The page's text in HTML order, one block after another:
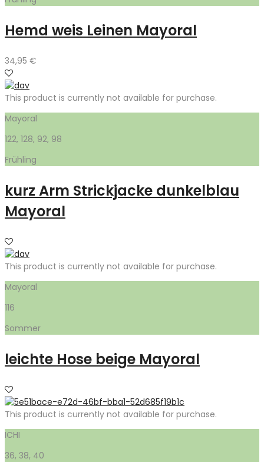
Hemd weis Leinen Mayoral
34,95 €
This product is currently not available for purchase.
Mayoral
122, 128, 92, 98
Frühling
kurz Arm Strickjacke dunkelblau
Mayoral
This product is currently not available for purchase.
Mayoral
116
Sommer
leichte Hose beige Mayoral
This product is currently not available for purchase.
ICHI
36, 38, 40